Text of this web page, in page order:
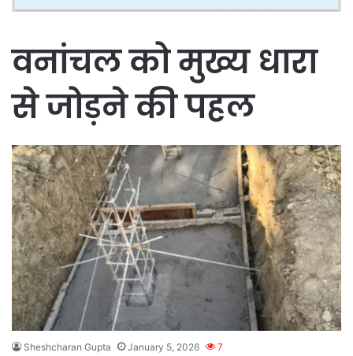
वनांचल को मुख्य धारा
से जोड़ने की पहल
Sheshcharan Gupta January 5, 2026 7